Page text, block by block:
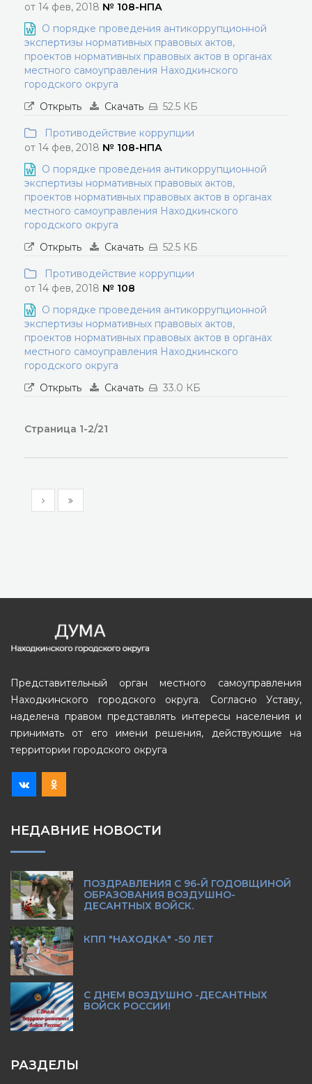
от 14 фев, 2018 № 108-НПА
О порядке проведения антикоррупционной
экспертизы нормативных правовых актов,
проектов нормативных правовых актов в органах
местного самоуправления Находкинского
городского округа
Открыть
Скачать 52.5 КБ
Противодействие коррупции
от 14 фев, 2018 № 108-НПА
О порядке проведения антикоррупционной
экспертизы нормативных правовых актов,
проектов нормативных правовых актов в органах
местного самоуправления Находкинского
городского округа
Открыть
Скачать 52.5 КБ
Противодействие коррупции
от 14 фев, 2018 № 108
О порядке проведения антикоррупционной
экспертизы нормативных правовых актов,
проектов нормативных правовых актов в органах
местного самоуправления Находкинского
городского округа
Открыть
Скачать 33.0 КБ
Страница 1-2/21
Представительный орган местного самоуправления
Находкинского городского округа. Согласно Уставу,
наделена правом представлять интересы населения и
принимать от его имени решения, действующие на
территории городского округа
НЕДАВНИЕ НОВОСТИ
ПОЗДРАВЛЕНИЯ С 96-Й ГОДОВЩИНОЙ
ОБРАЗОВАНИЯ ВОЗДУШНО-
ДЕСАНТНЫХ ВОЙСК.
КПП "НАХОДКА" -50 ЛЕТ
С ДНЕМ ВОЗДУШНО -ДЕСАНТНЫХ
ВОЙСК РОССИИ!
РАЗДЕЛЫ